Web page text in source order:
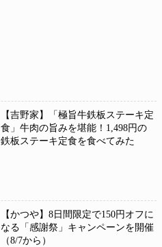
【吉野家】「極旨牛鉄板ステーキ定
食」牛肉の旨みを堪能！1,498円の
鉄板ステーキ定食を食べてみた
【かつや】8日間限定で150円オフに
なる「感謝祭」キャンペーンを開催
（8/7から）